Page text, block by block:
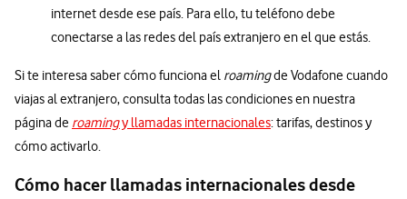
internet desde ese país. Para ello, tu teléfono debe
conectarse a las redes del país extranjero en el que estás.
Si te interesa saber cómo funciona el roamingde Vodafone cuando
viajas al extranjero, consulta todas las condiciones en nuestra
página de roamingy llamadas internacionales: tarifas, destinos y
cómo activarlo.
Cómo hacer llamadas internacionales desde